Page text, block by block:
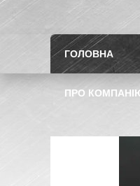
ГОЛОВНА
ПРО